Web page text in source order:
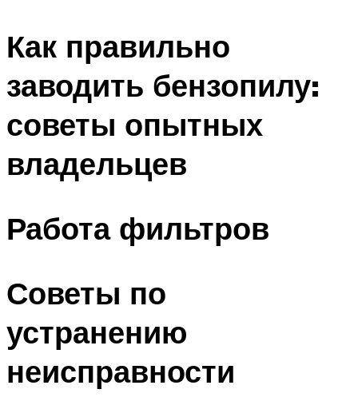
Как правильно
заводить бензопилу:
советы опытных
владельцев
Работа фильтров
Советы по
устранению
неисправности